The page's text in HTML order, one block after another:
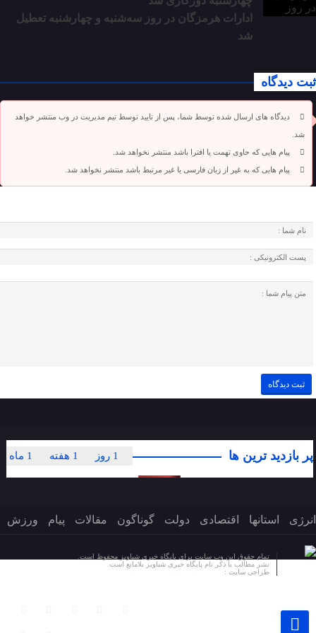
ادارات هرمزگان در روز سه‌شنبه و چهارشنبه تعطیل
شد
ثبت دیدگاه
دیدگاه های ارسال شده توسط شما، پس از تایید توسط تیم مدیریت در وب منتشر خواهد
شد.
پیام هایی که حاوی تهمت یا افترا باشد منتشر نخواهد شد.
پیام هایی که به غیر از زبان فارسی یا غیر مرتبط باشد منتشر نخواهد شد.
پر بازدید ترین ها 1 ماه 1 هفته 1 روز
انرژی استانها اقتصادی دولت گوناگون مقالات پیام ورزش
تمام حقوق این وب سایت برای پایگاه خبری شباویز محفوظ است.
نشر مطالب با ذکر نام پایگاه خبری شباویز بلامانع است.
طراحی سایت :